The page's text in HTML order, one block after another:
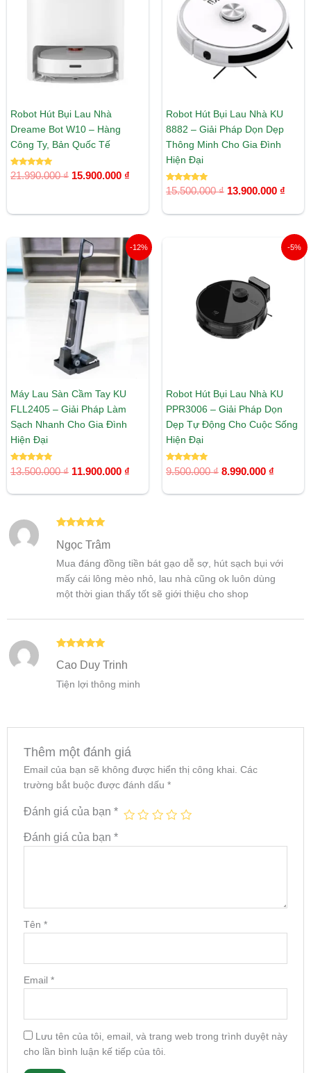
Robot Hút Bụi Lau Nhà
Dreame Bot W10 – Hàng
Công Ty, Bản Quốc Tế
Được xếp
hạng
21.990.000₫ 15.900.000 ₫
15.900.000 ₫.
Robot Hút Bụi Lau Nhà KU
8882 – Giải Pháp Dọn Dẹp
Thông Minh Cho Gia Đình
Hiện Đại
Được xếp
hạng
15.500.000₫ 13.900.000 ₫
-12%
Máy Lau Sàn Cầm Tay KU
FLL2405 – Giải Pháp Làm
Sạch Nhanh Cho Gia Đình
Hiện Đại
Được xếp
hạng
13.500.000₫
Giá
gốc
là:
13.500.000 ₫.
11.900.000 ₫
Giá
hiện
tại
là:
11.900.000 ₫.
-5%
Robot Hút Bụi Lau Nhà KU
PPR3006 – Giải Pháp Dọn
Dẹp Tự Động Cho Cuộc Sống
Hiện Đại
Được xếp
hạng
9.500.000₫
9.500.000 ₫.
8.990.000 ₫
Giá
hiện
hạng55
Ngọc Trâm
Mua đáng đồng tiền bát gạo dễ sợ, hút sạch bụi với
mấy cái lông mèo nhỏ, lau nhà cũng ok luôn dùng
một thời gian thấy tốt sẽ giới thiệu cho shop
hạng 55
Cao Duy Trinh
Tiện lợi thông minh
Thêm một đánh giá
Email của bạn sẽ không được hiển thị công khai. Các
trường bắt buộc được đánh dấu *
Đánh giá của bạn *
Đánh giá của bạn *
Tên *
Email *
Lưu tên của tôi, email, và trang web trong trình duyệt này
cho lần bình luận kế tiếp của tôi.